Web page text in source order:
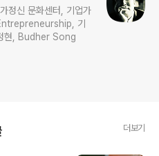
정신 문화센터, 기업가
기
현, Budher Song
더보기